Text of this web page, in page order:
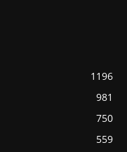
1196
981
750
559